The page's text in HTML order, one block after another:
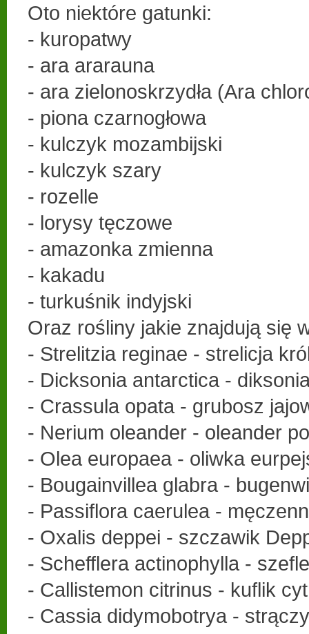
Oto niektóre gatunki:
- kuropatwy
- ara ararauna
- ara zielonoskrzydła (Ara
- piona czarnogłowa
- kulczyk mozambijski
- kulczyk szary
- rozelle
- lorysy tęczowe
- amazonka zmienna
- kakadu
- turkuśnik indyjski
Oraz rośliny jakie znajdują się
- Strelitzia reginae - strelicja
- Dicksonia antarctica -
- Crassula opata - grubosz
- Nerium oleander - oleander
- Olea europaea - oliwka
- Bougainvillea glabra -
- Passiflora caerulea -
- Oxalis deppei - szczawik
- Schefflera actinophylla -
- Callistemon citrinus - kuflik
- Cassia didymobotrya -